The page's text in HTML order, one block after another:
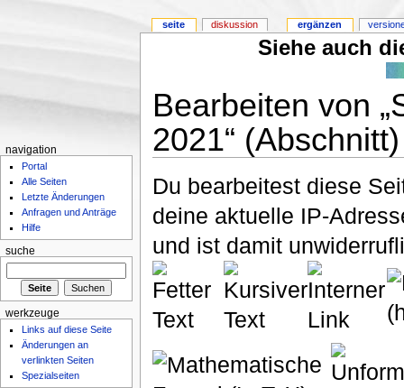
Siehe auch
Bearbeiten von
2021“ (Abschnitt)
Du bearbeitest diese
deine aktuelle IP-
und ist damit
seite diskussion ergänzen
navigation
Portal
Alle Seiten
Letzte Änderungen
Anfragen und Anträge
Hilfe
suche
werkzeuge
Links auf diese Seite
Änderungen an
verlinkten Seiten
Spezialseiten